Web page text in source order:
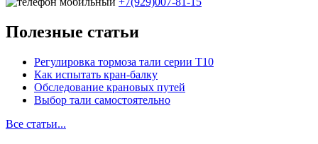
Полезные статьи
Регулировка тормоза тали серии Т10
Как испытать кран-балку
Обследование крановых путей
Выбор тали самостоятельно
Все статьи...